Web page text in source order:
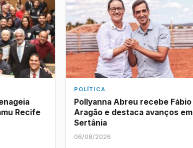
Recife
POLÍTICA
Pollyanna Abreu recebe Fábio
Aragão e destaca avanços em
Sertânia
06/08/2026